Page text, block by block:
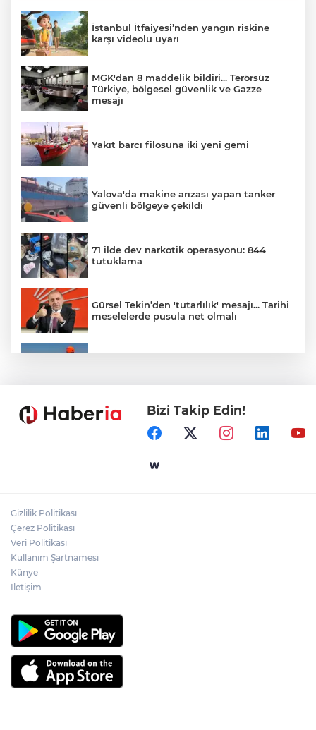
İstanbul İtfaiyesi’nden yangın riskine
karşı videolu uyarı
MGK'dan 8 maddelik bildiri... Terörsüz
Türkiye, bölgesel güvenlik ve Gazze
mesajı
Yakıt barcı filosuna iki yeni gemi
Yalova'da makine arızası yapan tanker
güvenli bölgeye çekildi
71 ilde dev narkotik operasyonu: 844
tutuklama
Gürsel Tekin’den 'tutarlılık' mesajı... Tarihi
meselelerde pusula net olmalı
Samsun’da Alaçam'a yeni yaşam alanı
Yapay zekada onlarca uygulamanın
Bizi Takip Edin!
Gizlilik Politikası
Çerez Politikası
Veri Politikası
Kullanım Şartnamesi
Künye
İletişim